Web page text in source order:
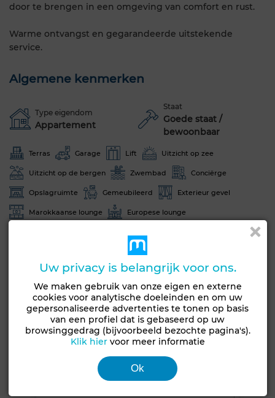
door te brengen in een omgeving van comfort en rust.
Warme ontvangst en gegarandeerde uitstekende
service.
Algemene kenmerken
Type eigendom
Appartement
Staat
Goede staat /
bewoonbaar
Terras Garage Lift Uitzicht op zee
Uitzicht op de bergen Zwembad Conciërge
Opslagruimte Gemeubileerd Exterieur gevel
Marokkaanse lounge Europese lounge
Beveiliging
Verstevigde deur Uitgeruste keuken Koelkast
Oven Tv Vaatwasser Magnetron Internet
Huisdieren toegestaan
Zie meer foto's
Uw privacy is belangrijk voor ons.
We maken gebruik van onze eigen en externe
cookies voor analytische doeleinden en om uw
gepersonaliseerde advertenties te tonen op basis
van een profiel dat is gebaseerd op uw
browsinggedrag (bijvoorbeeld bezochte pagina's).
Klik hiervoor meer informatie
Ok